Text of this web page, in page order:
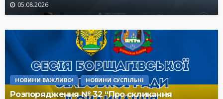
05.08.2026
НОВИНИ ВАЖЛИВО! НОВИНИ СУСПІЛЬНІ
Розпорядження № 32 “Про скликання